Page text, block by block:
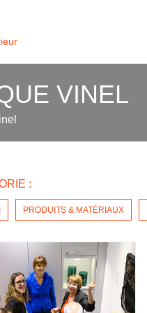
VINEL
:
PRODUITS & MATÉRIAUX